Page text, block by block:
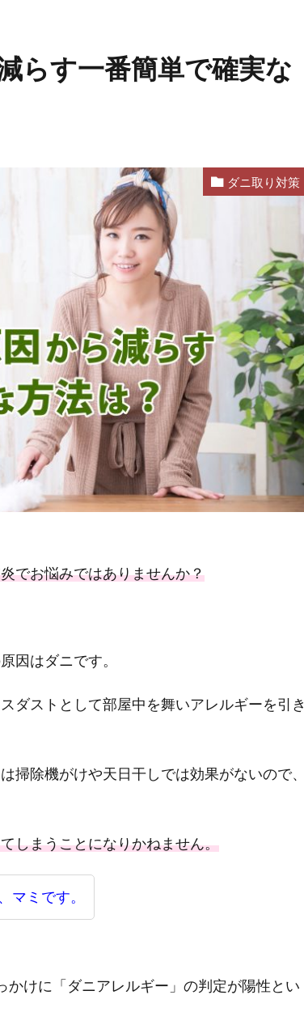
らす一番簡単で確実な
ダニ取り対策
でお悩みではありませんか？
因はダニです。
ダストとして部屋中を舞いアレルギーを引き
掃除機がけや天日干しでは効果がないので、
しまうことになりかねません。
マミです。
けに「ダニアレルギー」の判定が陽性とい